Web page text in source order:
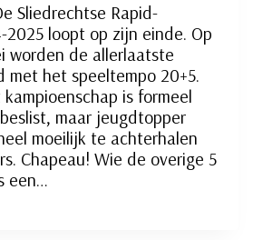
Sliedrechtse Rapid-
loopt op zijn einde. Op
worden de allerlaatste
met het speeltempo 20+5.
is formeel
maar jeugdtopper
moeilijk te achterhalen
Chapeau! Wie de overige 5
een…